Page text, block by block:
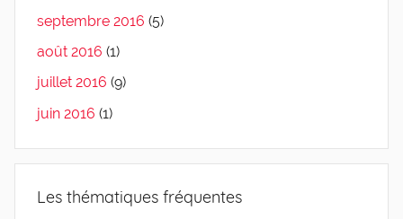
septembre 2016 (5)
août 2016 (1)
juillet 2016 (9)
juin 2016 (1)
Les thématiques fréquentes